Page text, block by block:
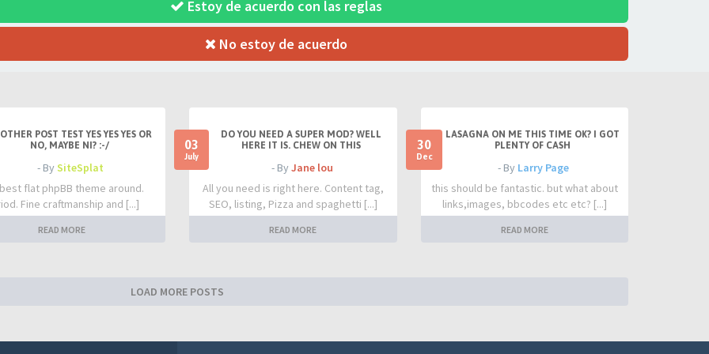
Estoy de acuerdo con las reglas
No estoy de acuerdo
POST TEST YES YES YES OR
NO, MAYBE NI? :-/
- BySiteSplat
flat phpBB theme around.
Fine craftmanship and [...]
READ MORE
03
July
DO YOU NEED A SUPER MOD? WELL
HERE IT IS. CHEW ON THIS
- By Jane lou
All you need is right here. Content tag,
SEO, listing, Pizza and spaghetti [...]
READ MORE
30
Dec
LASAGNA ON ME THIS TIME OK? I GOT
PLENTY OF CASH
- By Larry Page
this should be fantastic. but what about
links,images, bbcodes etc etc? [...]
READ MORE
LOAD MORE POSTS